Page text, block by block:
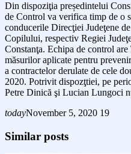
Din dispoziţia președintelui
de Control va verifica timp de o
conducerile Direcţiei Judeţene
Copilului, respectiv Regiei
Constanţa. Echipa de control
măsurilor aplicate pentru
a contractelor derulate de cele
2020. Potrivit dispozţtiei, pe
Petre Dinică şi Lucian Lungoci
todayNovember 5, 2020 19
Similar posts